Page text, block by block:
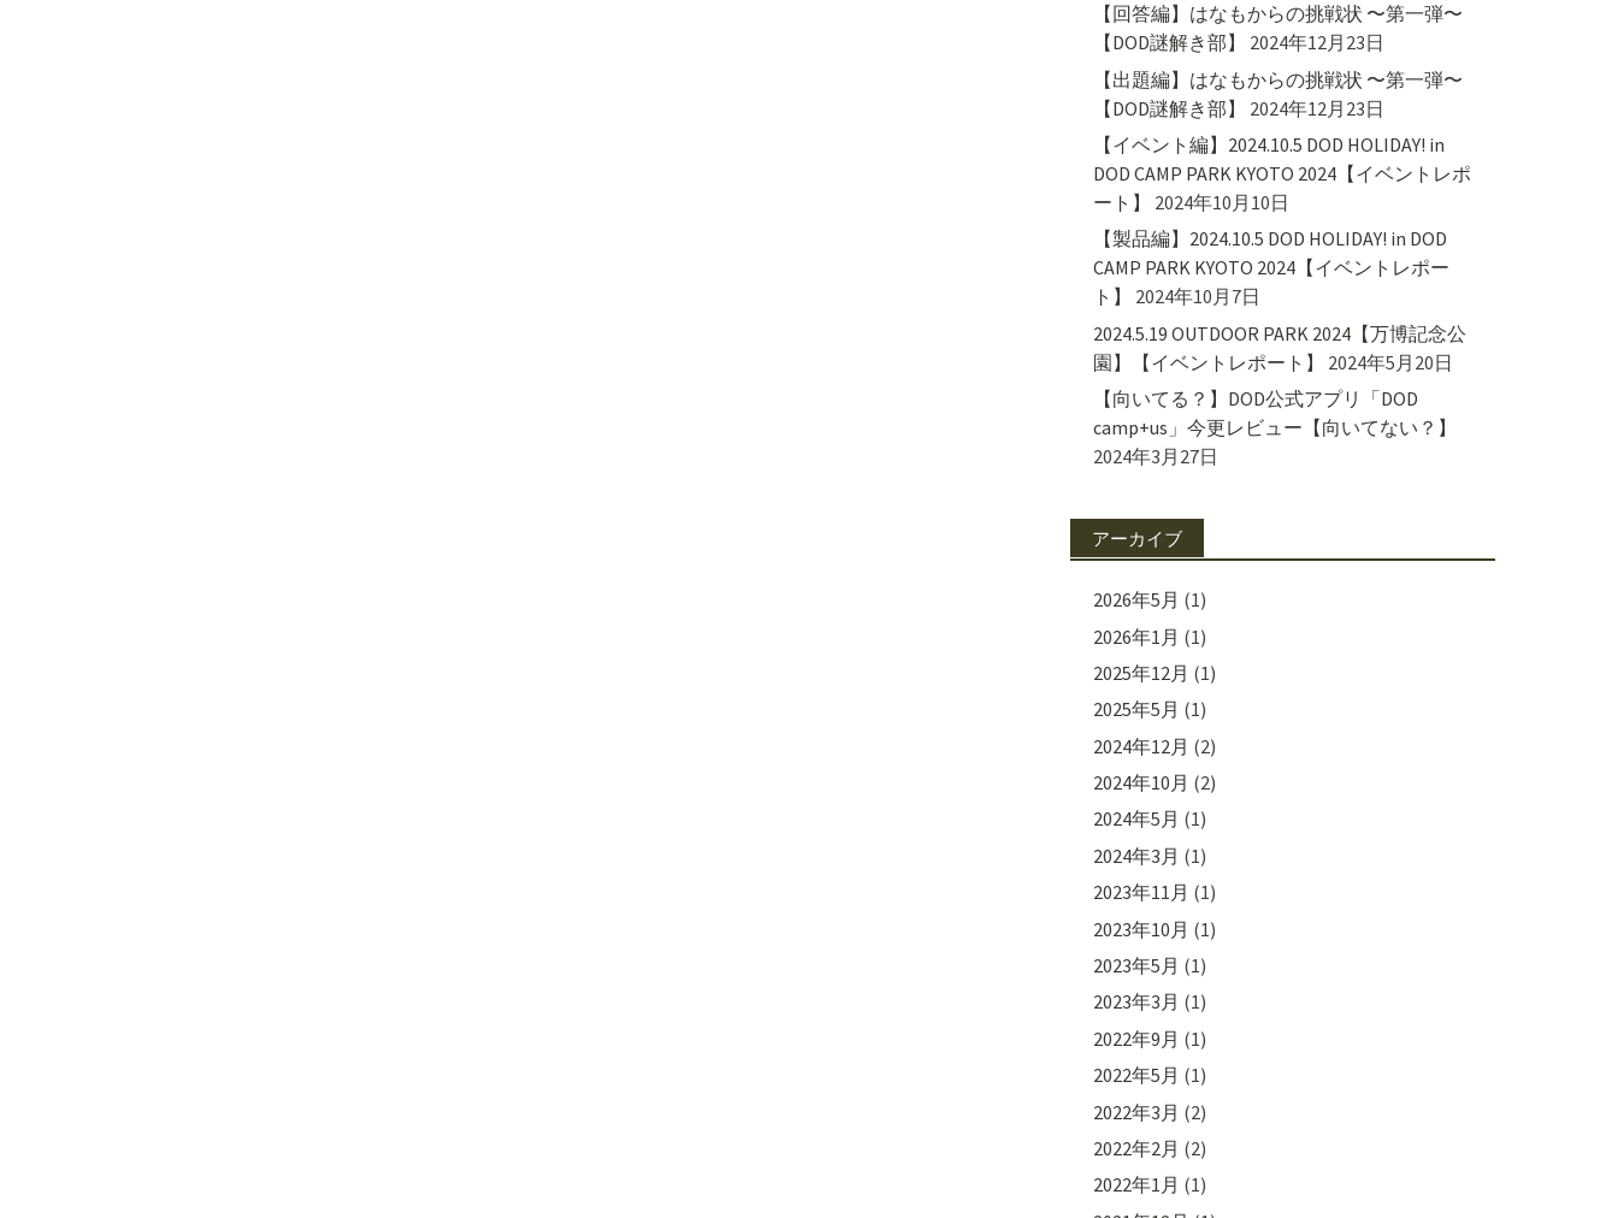
【回答編】はなもからの挑戦状 〜第一弾〜
【DOD謎解き部】
2024年12月23日
【出題編】はなもからの挑戦状 〜第一弾〜
【DOD謎解き部】
2024年12月23日
【イベント編】2024.10.5 DOD HOLIDAY! in
DOD CAMP PARK KYOTO 2024【イベントレポ
ート】
2024年10月10日
【製品編】2024.10.5 DOD HOLIDAY! in DOD
CAMP PARK KYOTO 2024【イベントレポー
ト】
2024年10月7日
2024.5.19 OUTDOOR PARK 2024【万博記念公
園】【イベントレポート】
2024年5月20日
【向いてる？】DOD公式アプリ「DOD
camp+us」今更レビュー【向いてない？】
2024年3月27日
アーカイブ
2026年5月 (1)
2026年1月 (1)
2025年12月 (1)
2025年5月 (1)
2024年12月 (2)
2024年10月 (2)
2024年5月 (1)
2024年3月 (1)
2023年11月 (1)
2023年10月 (1)
2023年5月 (1)
2023年3月 (1)
2022年9月 (1)
2022年5月 (1)
2022年3月 (2)
2022年2月 (2)
2022年1月 (1)